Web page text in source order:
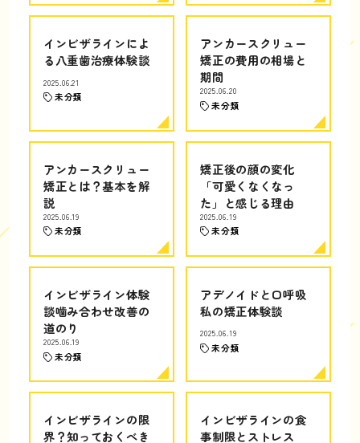
インビザラインによ
る八重歯治療体験談
2025.06.21
未分類
アンカースクリュー
矯正の費用の相場と
期間
2025.06.20
未分類
アンカースクリュー
矯正とは？基本を解
説
2025.06.19
未分類
矯正後の顔の変化
「可愛くなくなっ
た」と感じる理由
2025.06.19
未分類
インビザライン体験
談噛み合わせ改善の
道のり
2025.06.19
未分類
アデノイドと口呼吸
私の矯正体験談
2025.06.19
未分類
インビザラインの限
界？知っておくべき
インビザラインの食
事制限とストレス